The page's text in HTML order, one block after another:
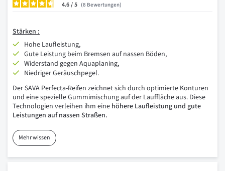
4.6/ 8 Bewertungen
Stärken :
Hohe Laufleistung,
Gute Leistung beim Bremsen auf nassen Böden,
Widerstand gegen Aquaplaning,
Niedriger Geräuschpegel.
Der SAVA Perfecta-Reifen zeichnet sich durch optimierte Konturen
und eine spezielle Gummimischung auf der Lauffläche aus. Diese
Technologien verleihen ihm eine höhere Laufleistung und gute
Leistungen auf nassen Straßen.
Mehr wissen